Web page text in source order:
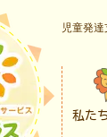
児童発
私た